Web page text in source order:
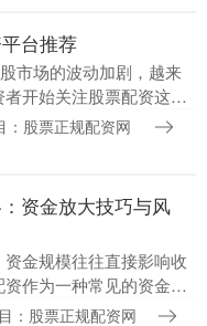
台推荐
市场的波动加剧，越来
开始关注股票配资这一
面对市场上五花八门的
：股票正规配资网
资金放大技巧与风
金规模往往直接影响收
作为一种常见的资金放
者以自有资金为基础，
：股票正规配资网